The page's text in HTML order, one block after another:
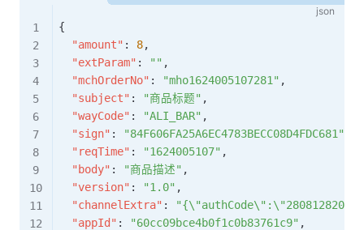
{
"amount" : 8,
"extParam" : "" ,
"mchOrderNo" : "mho1624005107281" ,
"subject" : "商品标题" ,
"wayCode" : "ALI_BAR" ,
"sign" : "84F606FA25A6EC4783BECC08D4FDC681"
"reqTime" : "1624005107" ,
"body" : "商品描述" ,
"version" : "1.0" ,
"channelExtra" :
"appId" : "60cc09bce4b0f1c0b83761c9" ,